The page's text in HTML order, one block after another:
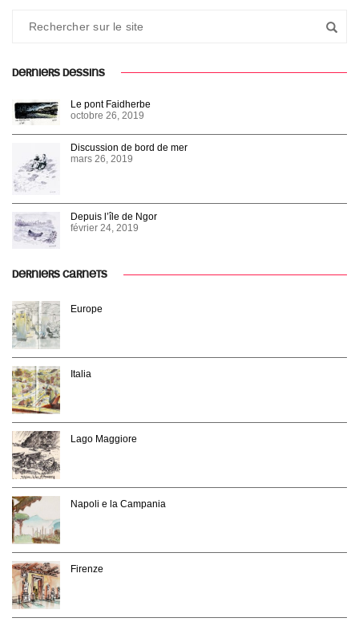
DERNIERS DESSINS
Le pont Faidherbe
octobre 26, 2019
Discussion de bord de mer
mars 26, 2019
Depuis l’île de Ngor
février 24, 2019
DERNIERS CARNETS
Europe
Italia
Lago Maggiore
Napoli e la Campania
Firenze